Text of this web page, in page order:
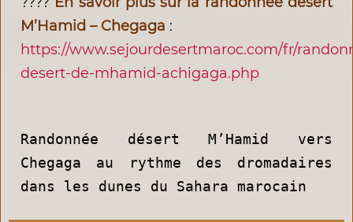
M’Hamid – Chegaga :
https://www.sejourdesertmaroc.com/fr/
desert-de-mhamid-achigaga.php
Randonnée désert M’Hamid vers
Chegaga au rythme des dromadaires
dans les dunes du Sahara marocain